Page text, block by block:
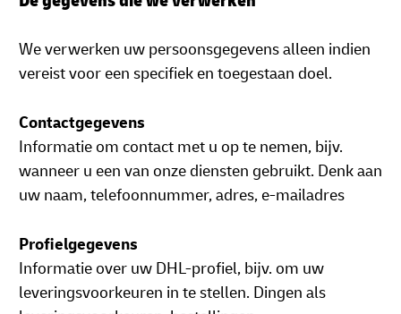
We verwerken uw persoonsgegevens alleen indien
vereist voor een specifiek en toegestaan doel.
Contactgegevens
Informatie om contact met u op te nemen, bijv.
wanneer u een van onze diensten gebruikt. Denk aan
uw naam, telefoonnummer, adres, e-mailadres
Profielgegevens
Informatie over uw DHL-profiel, bijv. om uw
leveringsvoorkeuren in te stellen. Dingen als